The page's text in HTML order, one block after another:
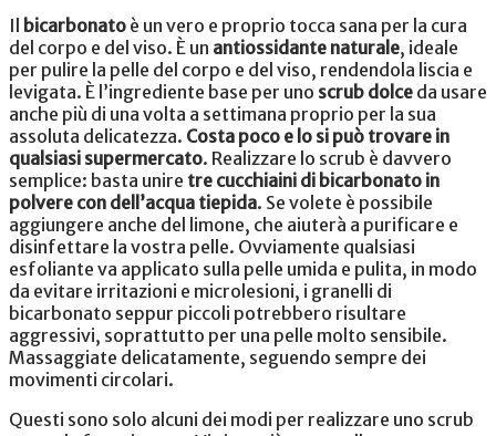
Il bicarbonato è un vero e proprio tocca sana per la cura
del corpo e del viso. È un antiossidante naturale, ideale
per pulire la pelle del corpo e del viso, rendendola liscia e
levigata. È l’ingrediente base per uno scrub dolce da usare
anche più di una volta a settimana proprio per la sua
assoluta delicatezza. Costa poco e lo si può trovare in
qualsiasi supermercato. Realizzare lo scrub è davvero
semplice: basta unire tre cucchiaini di bicarbonato in
polvere con dell’acqua tiepida. Se volete è possibile
aggiungere anche del limone, che aiuterà a purificare e
disinfettare la vostra pelle. Ovviamente qualsiasi
esfoliante va applicato sulla pelle umida e pulita, in modo
da evitare irritazioni e microlesioni, i granelli di
bicarbonato seppur piccoli potrebbero risultare
aggressivi, soprattutto per una pelle molto sensibile.
Massaggiate delicatamente, seguendo sempre dei
movimenti circolari.
Questi sono solo alcuni dei modi per realizzare uno scrub